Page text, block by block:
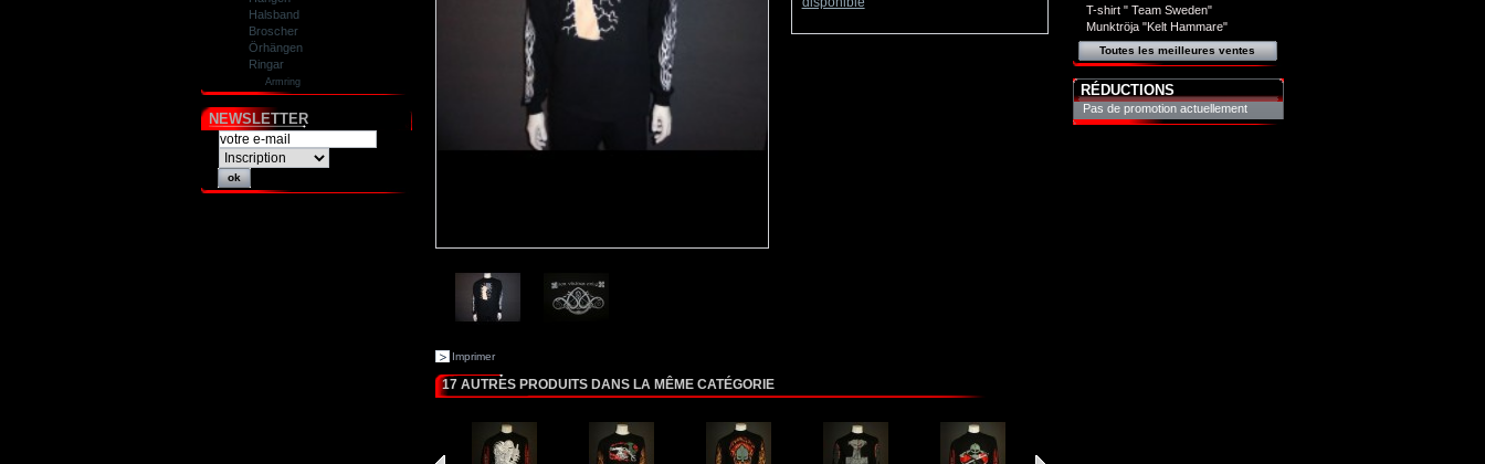
Halsband
Broscher
Örhängen
Ringar
Armring
NEWSLETTER
Imprimer
17 AUTRES PRODUITS DANS LA MÊME CATÉGORIE
T-shirt " Team Sweden"
Munktröja "Kelt Hammare"
Toutes les meilleures ventes
RÉDUCTIONS
Pas de promotion actuellement